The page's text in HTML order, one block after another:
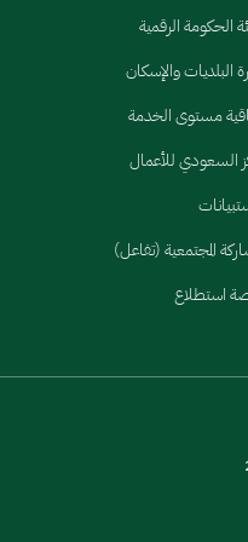
الحكومة الرقمية
البلديات والإسكان
مستوى الخدمة
السعودي للأعمال
المجتمعية (تفاعل)
استطلاع